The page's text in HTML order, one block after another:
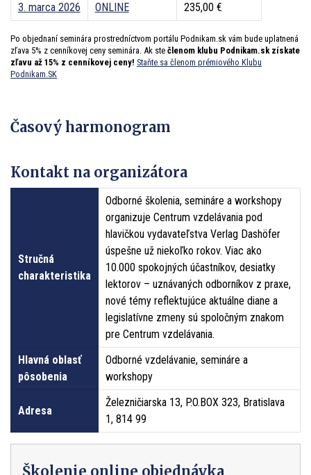
3. marca 2026
ONLINE 235,00 €
Po objednaní seminára prostredníctvom portálu Podnikam.sk vám bude uplatnená
zľava 5% z cenníkovej ceny seminára. Ak ste členom klubu Podnikam.sk získate
zľavu až 15% z cenníkovej ceny! Staňte sa členom prémiového Klubu
Podnikam.SK
Časový harmonogram
Kontakt na organizátora
Stručná
charakteristika
Odborné školenia, semináre a workshopy
organizuje Centrum vzdelávania pod
hlavičkou vydavateľstva Verlag Dashöfer
úspešne už niekoľko rokov. Viac ako
10.000 spokojných účastníkov, desiatky
lektorov – uznávaných odborníkov z praxe,
nové témy reflektujúce aktuálne diane a
legislatívne zmeny sú spoločným znakom
pre Centrum vzdelávania.
Hlavná oblasť
pôsobenia
Odborné vzdelávanie, semináre a
workshopy
Adresa
Železničiarska 13, P.O.BOX 323, Bratislava
1, 814 99
Školenie online objednávka